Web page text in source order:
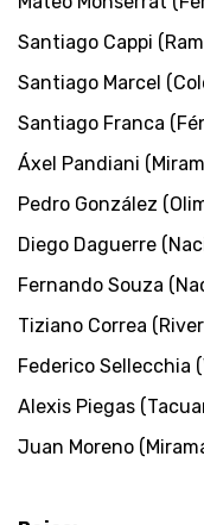
Santiago Cappi
Santiago Marcel
Santiago Franca
Áxel Pandiani
Pedro González
Diego Daguerre
Fernando Souza
Tiziano Correa
Federico Sellecchia
Alexis Piegas
Juan Moreno